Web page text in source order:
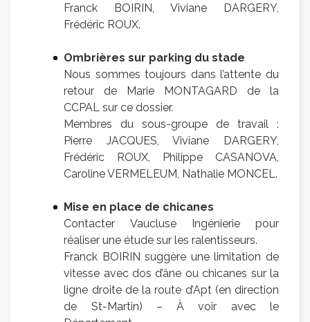
Franck BOIRIN, Viviane DARGERY,
Frédéric ROUX.
Ombrières sur parking du stade
Nous sommes toujours dans l’attente du
retour de Marie MONTAGARD de la
CCPAL sur ce dossier.
Membres du sous-groupe de travail :
Pierre JACQUES, Viviane DARGERY,
Frédéric ROUX, Philippe CASANOVA,
Caroline VERMELEUM, Nathalie MONCEL.
Mise en place de chicanes
Contacter Vaucluse Ingénierie pour
réaliser une étude sur les ralentisseurs.
Franck BOIRIN suggère une limitation de
vitesse avec dos d’âne ou chicanes sur la
ligne droite de la route d’Apt (en direction
de St-Martin) – À voir avec le